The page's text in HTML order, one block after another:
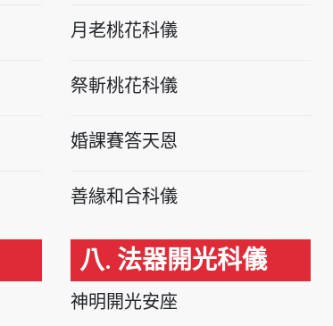
月老桃花科儀
祭斬桃花科儀
婚課賽答天恩
善緣和合科儀
八. 法器開光科儀
神明開光安座